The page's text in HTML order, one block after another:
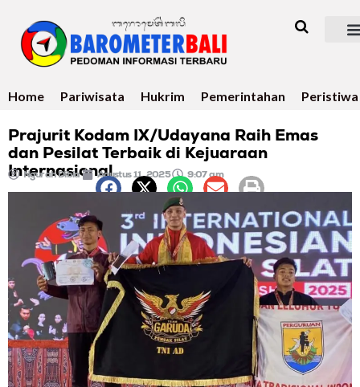
Home Pariwisata Hukrim Pemerintahan Peristiwa
Prajurit Kodam IX/Udayana Raih Emas
dan Pesilat Terbaik di Kejuaraan
Internasional
Ngurah Dibia Agustus 11, 2025 9:07 am